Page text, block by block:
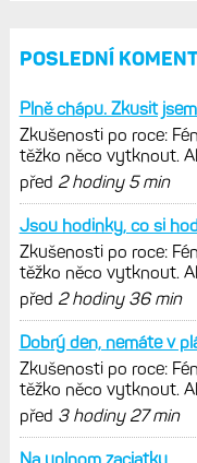
konečně
Zatím ale